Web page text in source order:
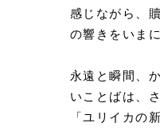
感じながら、
の響きをいま
永遠と瞬間、
いことばは、
「ユリイカの